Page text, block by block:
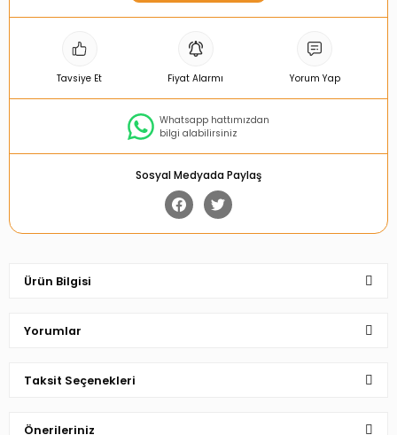
Tavsiye Et Fiyat Alarmı Yorum Yap
Whatsapp hattımızdan
bilgi alabilirsiniz
Sosyal Medyada Paylaş
Ürün Bilgisi
Yorumlar
Taksit Seçenekleri
Önerileriniz